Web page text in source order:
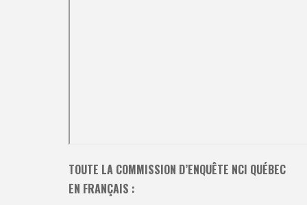
TOUTE LA COMMISSION D’ENQUÊTE NCI QUÉBEC
EN FRANÇAIS :